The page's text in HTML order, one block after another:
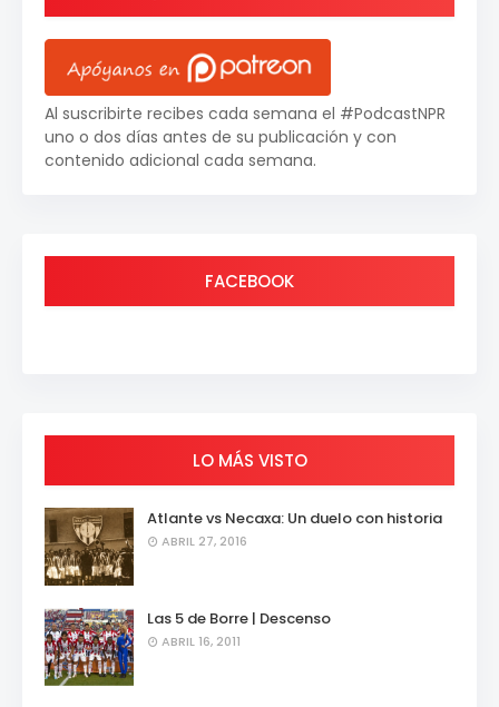
Al suscribirte recibes cada semana el #PodcastNPR
uno o dos días antes de su publicación y con
contenido adicional cada semana.
FACEBOOK
LO MÁS VISTO
Atlante vs Necaxa: Un duelo con historia
ABRIL 27, 2016
Las 5 de Borre | Descenso
ABRIL 16, 2011